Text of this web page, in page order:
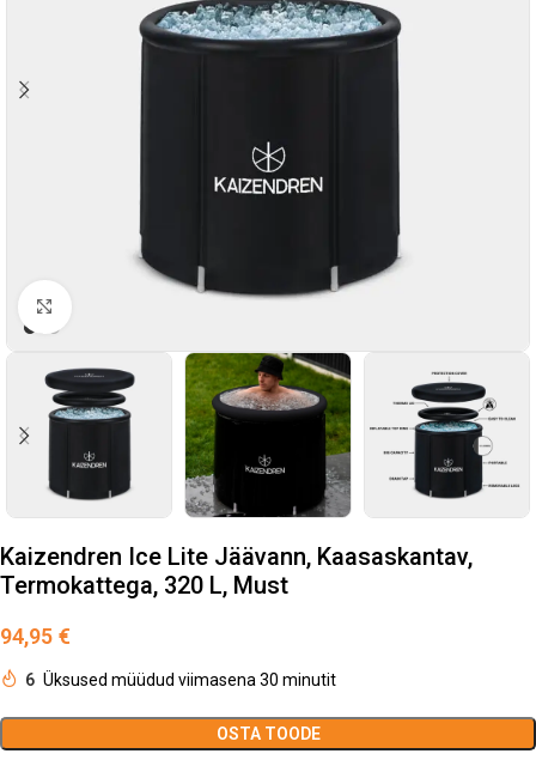
Kaizendren Ice Lite Jäävann, Kaasaskantav,
Termokattega, 320 L, Must
94,95 €
6 Üksused müüdud viimasena 30 minutit
OSTA TOODE